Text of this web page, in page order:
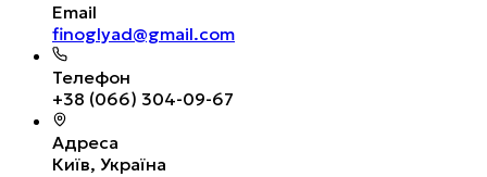
Email
finoglyad@gmail.com
Телефон
+38 (066) 304-09-67
Адреса
Київ, Україна